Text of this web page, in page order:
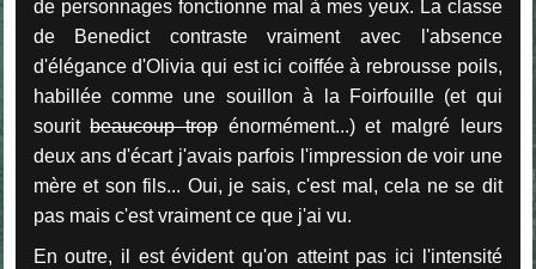
de personnages fonctionne mal à mes yeux. La classe
de Benedict contraste vraiment avec l'absence
d'élégance d'Olivia qui est ici coiffée à rebrousse poils,
habillée comme une souillon à la Foirfouille (et qui
souritbeaucoup trop énormément...) et malgré leurs
deux ans d'écart j'avais parfois l'impression de voir une
mère et son fils... Oui, je sais, c'est mal, cela ne se dit
pas mais c'est vraiment ce que j'ai vu.
En outre, il est évident qu'on atteint pas ici l'intensité